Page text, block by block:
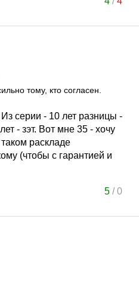
тому, кто согласен.
серии - 10 лет разницы -
- зэт. Вот мне 35 - хочу
раскладе
(чтобы с гарантией и
5/0